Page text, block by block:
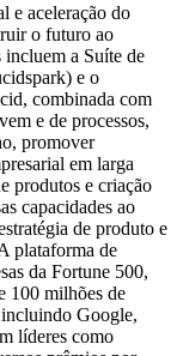
e aceleração do
o futuro ao
incluem a Suíte de
e o
combinada com
e de processos,
promover
em larga
produtos e criação
capacidades ao
de produto e
plataforma de
da Fortune 500,
100 milhões de
Google,
líderes como